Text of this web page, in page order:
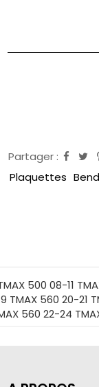
Partager :
Plaquettes
500 08-11
TMAX 560 20-21
560 22-24